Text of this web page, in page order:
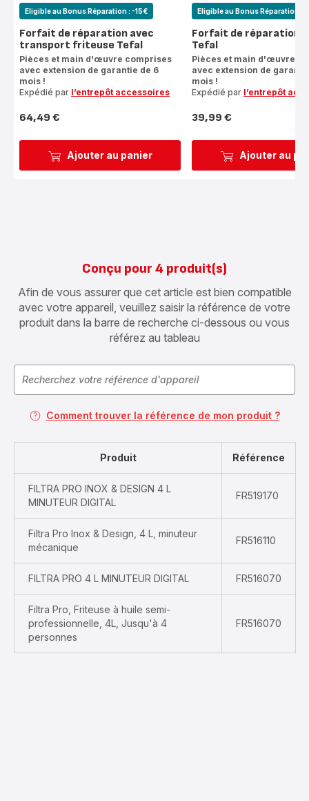
Ajouter au panier
Eligible au Bonus Réparation : -15€
Forfait de réparation avec
transport friteuse Tefal
Pièces et main d'œuvre comprises
avec extension de garantie de 6
mois !
Expédié par l’entrepôt accessoires
Prix
64,49 €
Ajouter au
Eligible au Bonus Réparation : -
Forfait de réparation
Tefal
Pièces et main d'œuvre
avec extension de
mois !
Expédié par l’entrepôt
Prix
39,99 €
Conçu pour 4 produit(s)
Afin de vous assurer que cet article est bien compatible
avec votre appareil, veuillez saisir la référence de votre
produit dans la barre de recherche ci-dessous ou vous
référez au tableau
Comment trouver la référence de mon produit ?
Produit Référence
FILTRA PRO INOX & DESIGN 4 L
MINUTEUR DIGITAL
FR519170
Filtra Pro Inox & Design, 4 L, minuteur
mécanique
FR516110
FILTRA PRO 4 L MINUTEUR DIGITAL FR516070
Filtra Pro, Friteuse à huile semi-
professionnelle, 4L, Jusqu'à 4
personnes
FR516070